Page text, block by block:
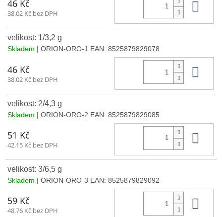
46 Kč
38,02 Kč bez DPH
velikost: 1/3,2 g
Skladem | ORION-ORO-1 EAN: 8525879829078
46 Kč
38,02 Kč bez DPH
velikost: 2/4,3 g
Skladem | ORION-ORO-2 EAN: 8525879829085
51 Kč
42,15 Kč bez DPH
velikost: 3/6,5 g
Skladem | ORION-ORO-3 EAN: 8525879829092
59 Kč
48,76 Kč bez DPH